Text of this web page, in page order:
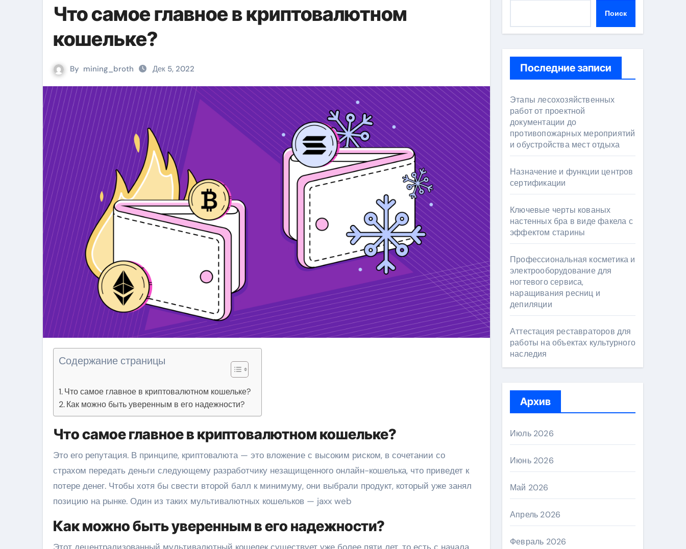
Что самое главное в криптовалютном
кошельке?
By mining_broth Дек 5, 2022
Содержание страницы
Что самое главное в криптовалютном кошельке?
Как можно быть уверенным в его надежности?
Что самое главное в криптовалютном кошельке?
Это его репутация. В принципе, криптовалюта — это вложение с высоким риском, в сочетании со
страхом передать деньги следующему разработчику незащищенного онлайн-кошелька, что приведет к
потере денег. Чтобы хотя бы свести второй балл к минимуму, они выбрали продукт, который уже занял
позицию на рынке. Один из таких мультивалютных кошельков — jaxx web
Как можно быть уверенным в его надежности?
Поиск
Последние записи
Этапы лесохозяйственных
работ от проектной
документации до
противопожарных мероприятий
и обустройства мест отдыха
Назначение и функции центров
сертификации
Ключевые черты кованых
настенных бра в виде факела с
эффектом старины
Профессиональная косметика и
электрооборудование для
ногтевого сервиса,
наращивания ресниц и
депиляции
Аттестация реставраторов для
работы на объектах культурного
наследия
Архив
Июль 2026
Июнь 2026
Май 2026
Апрель 2026
Февраль 2026